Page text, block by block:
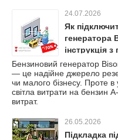
24.07.2026
Як
генератора
інструкція
Бензиновий генератор
— це надійне джерело
чи малого бізнесу. Проте
світла витрати на бензин
витрат.
26.05.2026
Підкладка